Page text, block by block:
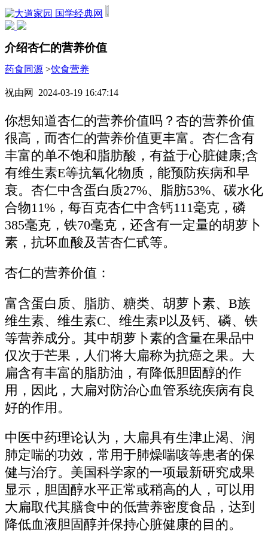
国学经典网
介绍杏仁的营养价值
药食同源 >饮食营养
祝由网 2024-03-19 16:47:14
你想知道杏仁的营养价值吗？杏的营养价值
很高，而杏仁的营养价值更丰富。杏仁含有
丰富的单不饱和脂肪酸，有益于心脏健康;含
有维生素E等抗氧化物质，能预防疾病和早
衰。杏仁中含蛋白质27%、脂肪53%、碳水化
合物11%，每百克杏仁中含钙111毫克，磷
385毫克，铁70毫克，还含有一定量的胡萝卜
素，抗坏血酸及苦杏仁甙等。
杏仁的营养价值：
富含蛋白质、脂肪、糖类、胡萝卜素、B族
维生素、维生素C、维生素P以及钙、磷、铁
等营养成分。其中胡萝卜素的含量在果品中
仅次于芒果，人们将大扁称为抗癌之果。大
扁含有丰富的脂肪油，有降低胆固醇的作
用，因此，大扁对防治心血管系统疾病有良
好的作用。
中医中药理论认为，大扁具有生津止渴、润
肺定喘的功效，常用于肺燥喘咳等患者的保
健与治疗。美国科学家的一项最新研究成果
显示，胆固醇水平正常或稍高的人，可以用
大扁取代其膳食中的低营养密度食品，达到
降低血液胆固醇并保持心脏健康的目的。